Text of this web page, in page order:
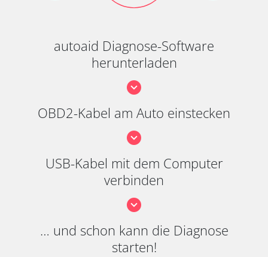
autoaid Diagnose-Software
herunterladen
OBD2-Kabel am Auto einstecken
USB-Kabel mit dem Computer
verbinden
… und schon kann die Diagnose
starten!